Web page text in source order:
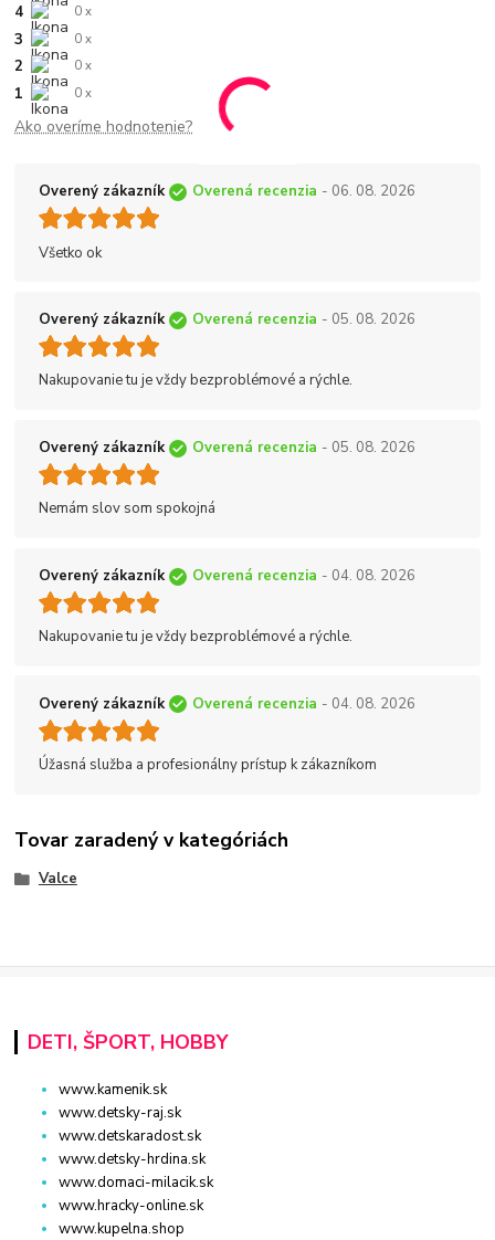
4 0 x
3 0 x
2 0 x
1 0 x
Ako overíme hodnotenie?
Overený zákazník Overená recenzia - 06. 08. 2026
Všetko ok
Overený zákazník Overená recenzia - 05. 08. 2026
Nakupovanie tu je vždy bezproblémové a rýchle.
Overený zákazník Overená recenzia - 05. 08. 2026
Nemám slov som spokojná
Overený zákazník Overená recenzia - 04. 08. 2026
Nakupovanie tu je vždy bezproblémové a rýchle.
Overený zákazník Overená recenzia - 04. 08. 2026
Úžasná služba a profesionálny prístup k zákazníkom
Tovar zaradený v kategóriách
Valce
DETI, ŠPORT, HOBBY
www.kamenik.sk
www.detsky-raj.sk
www.detskaradost.sk
www.detsky-hrdina.sk
www.domaci-milacik.sk
www.hracky-online.sk
www.kupelna.shop